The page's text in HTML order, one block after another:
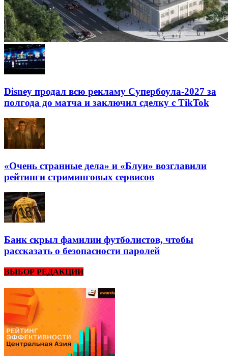
Disney продал всю рекламу Супербоула-2027 за
полгода до матча и заключил сделку с TikTok
«Очень странные дела» и «Блуи» возглавили
рейтинги стриминговых сервисов
Банк скрыл фамилии футболистов, чтобы
рассказать о безопасности паролей
ВЫБОР РЕДАКЦИИ